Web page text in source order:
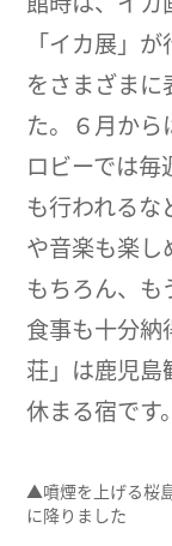
「イカ展」
をさまざまに
た。６月か
ロビーでは毎
も行われる
や音楽も楽
もちろん、も
食事も十分納
荘」は鹿児島
休まる宿です。
▲噴煙を上げる桜
に降りました